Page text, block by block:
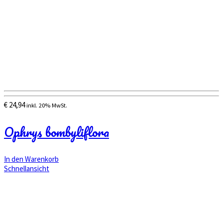
€ 24,94 inkl. 20% MwSt.
Ophrys bombyliflora
In den Warenkorb
Schnellansicht